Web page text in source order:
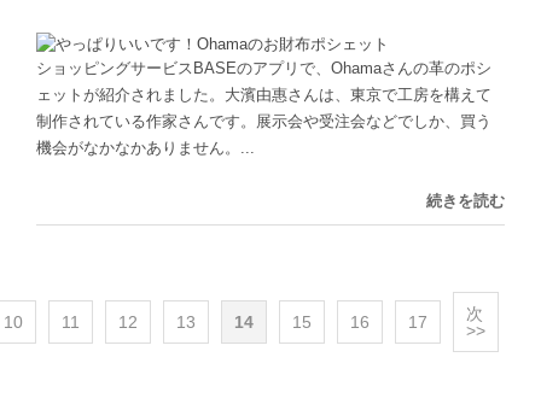
ショッピングサービスBASEのアプリで、Ohamaさんの革のポシ
ェットが紹介されました。大濱由惠さんは、東京で工房を構えて
制作されている作家さんです。展示会や受注会などでしか、買う
機会がなかなかありません。...
続きを読む
10 11 12 13 14 15 16 17
次
>>